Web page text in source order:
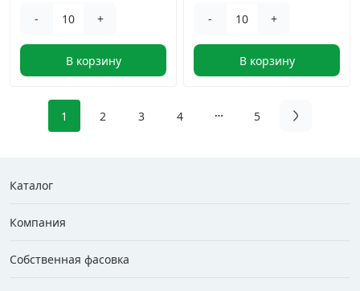
- +
В корзину
- +
В корзину
1 2 3 4 5
Каталог
Компания
Собственная фасовка